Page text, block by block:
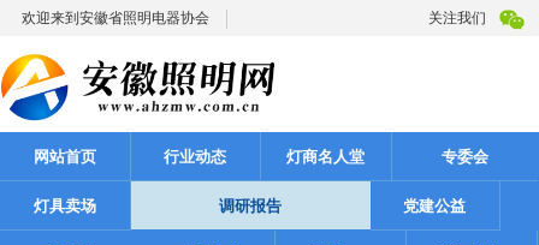
欢迎来到安徽省照明电器协会 关注我们
网站首页 行业动态 灯商名人堂 专委会
灯具卖场 调研报告 党建公益